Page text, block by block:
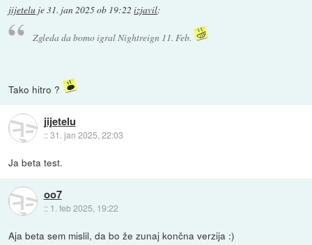
jijetelu je31. jan 2025 ob 19:22 izjavil:
Zgleda da bomo igral Nightreign 11. Feb.
Tako hitro ?
jijetelu
::31. jan 2025, 22:03
Ja beta test.
oo7
:: 1. feb 2025, 19:22
Aja beta sem mislil, da bo že zunaj končna verzija :)